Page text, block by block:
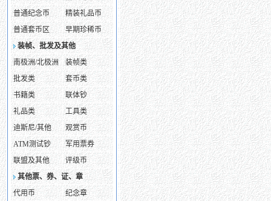
普通纪念币
精装礼品币
普通套币区
早期珍稀币
装帧、批发及其他
南极洲/北极洲
装帧类
批发类
套币类
书籍类
联体钞
礼品类
工具类
迪斯尼/其他
观赏币
ATM测试钞
军用票券
联盟及其他
评级币
其他票、券、证、章
代用币
纪念章